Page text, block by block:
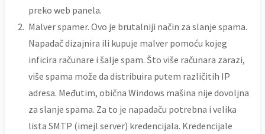
preko web panela.
Malver spamer. Ovo je brutalniji način za slanje spama.
Napadač dizajnira ili kupuje malver pomoću kojeg
inficira računare i šalje spam. Što više računara zarazi,
više spama može da distribuira putem različitih IP
adresa. Međutim, obična Windows mašina nije dovoljna
za slanje spama. Za to je napadaču potrebna i velika
lista SMTP (imejl server) kredencijala. Kredencijale